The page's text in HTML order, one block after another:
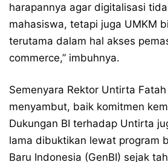
harapannya agar digitalisasi
mahasiswa, tetapi juga UMKM
terutama dalam hal akses
commerce,” imbuhnya.
Semenyara Rektor Untirta
menyambut, baik komitmen
Dukungan BI terhadap Untirta
lama dibuktikan lewat program
Baru Indonesia (GenBI) sejak